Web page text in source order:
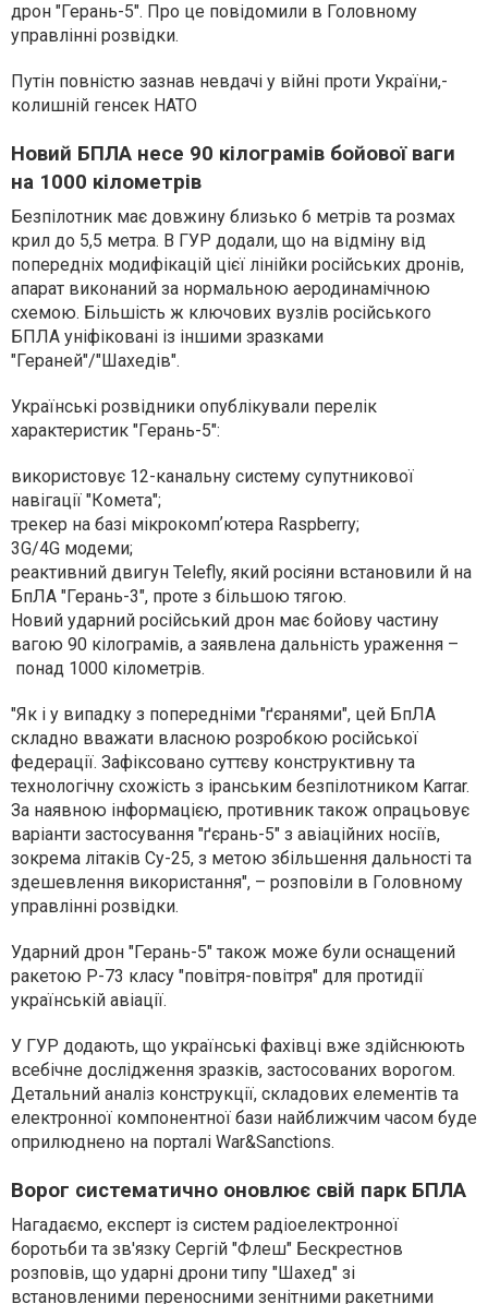
дрон "Герань-5". Про це повідомили в Головному
управлінні розвідки.
Путін повністю зазнав невдачі у війні проти України,-
колишній генсек НАТО
Новий БПЛА несе 90 кілограмів бойової ваги
на 1000 кілометрів
Безпілотник має довжину близько 6 метрів та розмах
крил до 5,5 метра. В ГУР додали, що на відміну від
попередніх модифікацій цієї лінійки російських дронів,
апарат виконаний за нормальною аеродинамічною
схемою. Більшість ж ключових вузлів російського
БПЛА уніфіковані із іншими зразками
"Гераней"/"Шахедів".
Українські розвідники опублікували перелік
характеристик "Герань-5":
використовує 12-канальну систему супутникової
навігації "Комета";
трекер на базі мікрокомпʼютера Raspberry;
3G/4G модеми;
реактивний двигун Telefly, який росіяни встановили й на
БпЛА "Герань-3", проте з більшою тягою.
Новий ударний російський дрон має бойову частину
вагою 90 кілограмів, а заявлена дальність ураження –
понад 1000 кілометрів.
"Як і у випадку з попередніми "ґєранями", цей БпЛА
складно вважати власною розробкою російської
федерації. Зафіксовано суттєву конструктивну та
технологічну схожість з іранським безпілотником Karrar.
За наявною інформацією, противник також опрацьовує
варіанти застосування "ґєрань-5" з авіаційних носіїв,
зокрема літаків Су-25, з метою збільшення дальності та
здешевлення використання", – розповіли в Головному
управлінні розвідки.
Ударний дрон "Герань-5" також може були оснащений
ракетою Р-73 класу "повітря-повітря" для протидії
українській авіації.
У ГУР додають, що українські фахівці вже здійснюють
всебічне дослідження зразків, застосованих ворогом.
Детальний аналіз конструкції, складових елементів та
електронної компонентної бази найближчим часом буде
оприлюднено на порталі War&Sanctions.
Ворог систематично оновлює свій парк БПЛА
Нагадаємо, експерт із систем радіоелектронної
боротьби та зв'язку Сергій "Флеш" Бескрестнов
розповів, що ударні дрони типу "Шахед" зі
встановленими переносними зенітними ракетними